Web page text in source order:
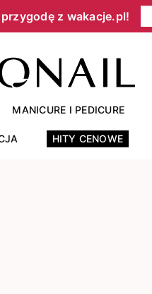
z wakacje.pl!​
MANICURE I PEDICURE
HITY CENOWE